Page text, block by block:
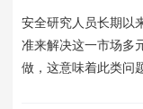
安全研究人员长期以
准来解决这一市场多
做，这意味着此类问